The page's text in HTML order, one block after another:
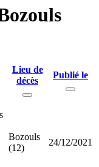
Lieu de
décès
Publié le
Bozouls
(12)
24/12/2021